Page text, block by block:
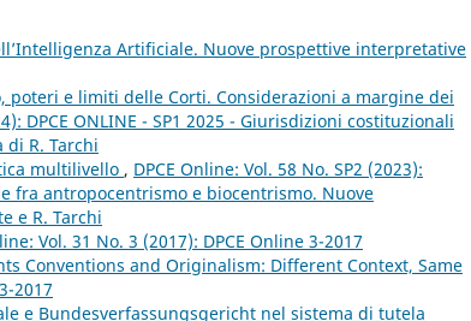
Artificiale. Nuove prospettive interpretative
e limiti delle Corti. Considerazioni a margine dei
DPCE ONLINE - SP1 2025 - Giurisdizioni costituzionali
R. Tarchi
multilivello , DPCE Online: Vol. 58 No. SP2 (2023):
fra antropocentrismo e biocentrismo. Nuove
e R. Tarchi
Vol. 31 No. 3 (2017): DPCE Online 3-2017
Conventions and Originalism: Different Context, Same
2017
e Bundesverfassungsgericht nel sistema di tutela